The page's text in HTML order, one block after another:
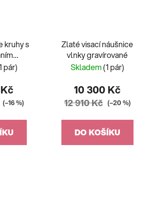
kruhy s
pár)
(–16 %)
Zlaté visací náušnice
vlnky gravírované
Skladem(1 pár)
10 300 Kč
12 910 Kč (–20 %)
DO KOŠÍKU